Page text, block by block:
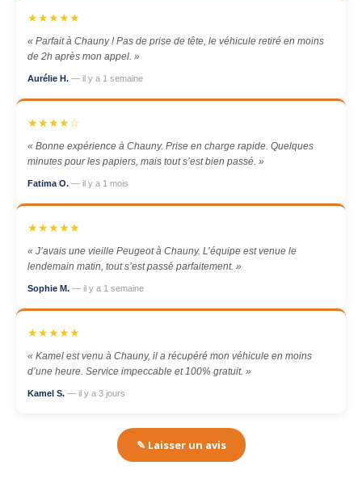
★★★★★
« Parfait à Chauny ! Pas de prise de tête, le véhicule retiré en moins
de 2h après mon appel. »
Aurélie H. — il y a 1 semaine
★★★★☆
« Bonne expérience à Chauny. Prise en charge rapide. Quelques
minutes pour les papiers, mais tout s’est bien passé. »
Fatima O. — il y a 1 mois
★★★★★
« J’avais une vieille Peugeot à Chauny. L’équipe est venue le
lendemain matin, tout s’est passé parfaitement. »
Sophie M. — il y a 1 semaine
★★★★★
« Kamel est venu à Chauny, il a récupéré mon véhicule en moins
d’une heure. Service impeccable et 100% gratuit. »
Kamel S. — il y a 3 jours
✎ Laisser un avis